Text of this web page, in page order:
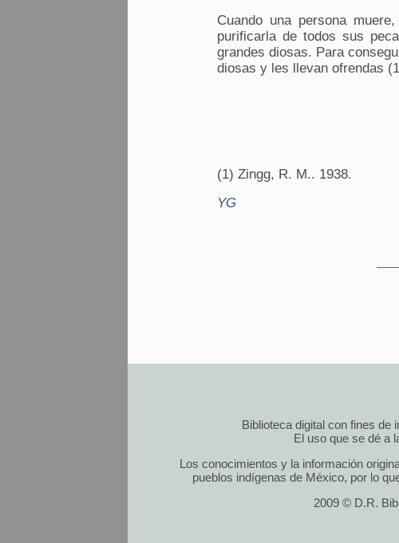
Cuando una persona
purificarla de todos sus
grandes diosas. Para
diosas y les llevan ofrendas
(1) Zingg, R. M.. 1938.
YG
Biblioteca digital con fines de
El uso que se dé a
Los conocimientos y la información
pueblos indígenas de México, por lo
2009 © D.R.